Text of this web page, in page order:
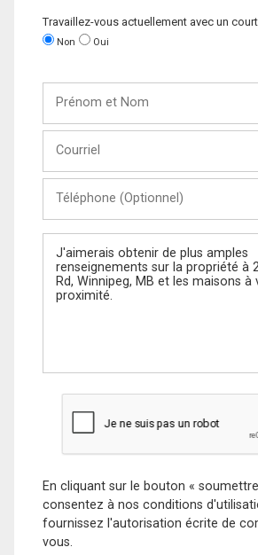
Travaillez-vous actuellement avec un
Non Oui
Nom
(Optionnel)
Message
En cliquant sur le bouton «
consentez à nos conditions
fournissez l'autorisation écrite de
vous.